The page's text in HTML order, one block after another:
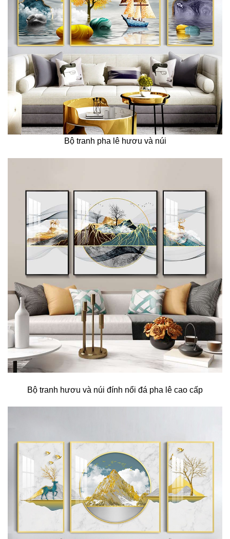
Bộ tranh pha lê hươu và núi
Bộ tranh hươu và núi đính nổi đá pha lê cao cấp